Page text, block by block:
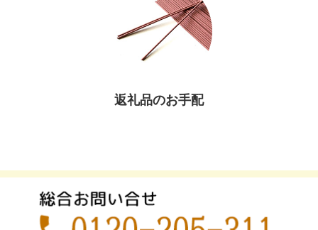
返礼品のお手配